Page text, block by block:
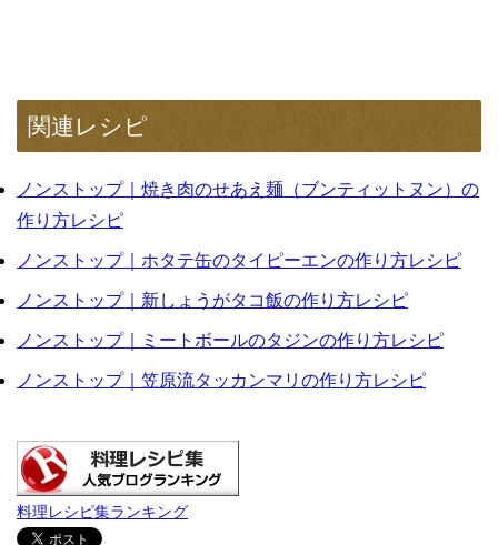
関連レシピ
ノンストップ｜焼き肉のせあえ麺（ブンティットヌン）の
作り方レシピ
ノンストップ｜ホタテ缶のタイピーエンの作り方レシピ
ノンストップ｜新しょうがタコ飯の作り方レシピ
ノンストップ｜ミートボールのタジンの作り方レシピ
ノンストップ｜笠原流タッカンマリの作り方レシピ
料理レシピ集ランキング